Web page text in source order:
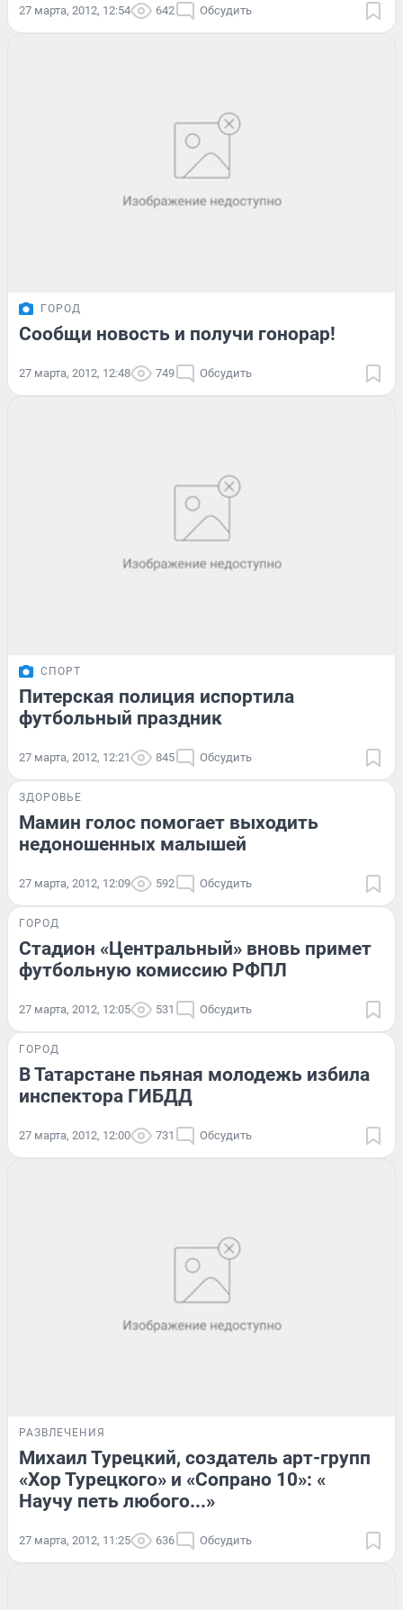
27 марта, 2012, 12:54 642 Обсудить
ГОРОД
Сообщи новость и получи гонорар!
27 марта, 2012, 12:48 749 Обсудить
СПОРТ
Питерская полиция испортила
футбольный праздник
27 марта, 2012, 12:21 845 Обсудить
ЗДОРОВЬЕ
Мамин голос помогает выходить
недоношенных малышей
27 марта, 2012, 12:09 592 Обсудить
ГОРОД
Стадион «Центральный» вновь примет
футбольную комиссию РФПЛ
27 марта, 2012, 12:05 531 Обсудить
ГОРОД
В Татарстане пьяная молодежь избила
инспектора ГИБДД
27 марта, 2012, 12:00 731 Обсудить
РАЗВЛЕЧЕНИЯ
Михаил Турецкий, создатель арт-групп
«Хор Турецкого» и «Сопрано 10»: «
Научу петь любого...»
27 марта, 2012, 11:25 636 Обсудить